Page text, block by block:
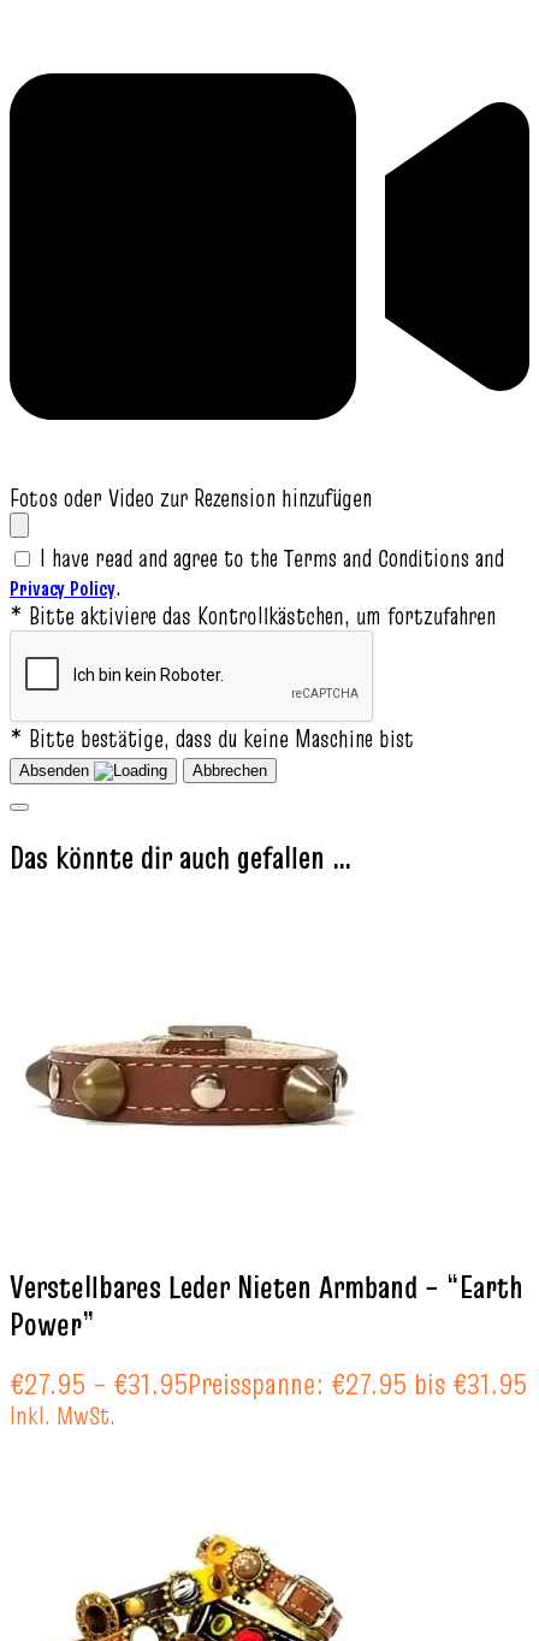
Fotos oder Video zur Rezension hinzufügen
I have read and agree to the Terms and Conditions and
Privacy Policy.
* Bitte aktiviere das Kontrollkästchen, um fortzufahren
* Bitte bestätige, dass du keine Maschine bist
Absenden Abbrechen
Das könnte dir auch gefallen …
Verstellbares Leder Nieten Armband – “Earth
Power”
€27.95 – €31.95Preisspanne: €27.95 bis €31.95
Inkl. MwSt.